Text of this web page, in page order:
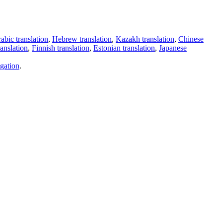
translation, Hebrew translation, Kazakh translation, Chinese
, Finnish translation, Estonian translation, Japanese
.